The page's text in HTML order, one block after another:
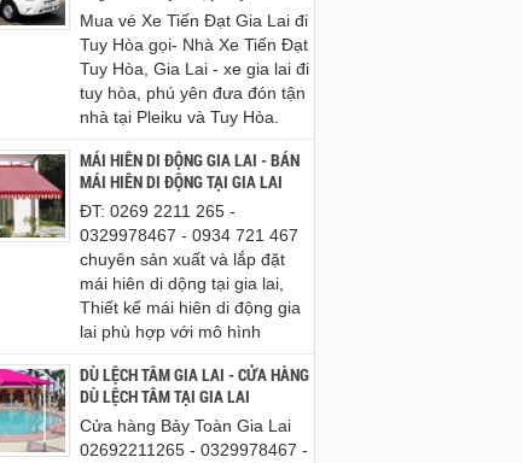
Mua vé Xe Tiến Đạt Gia Lai đi
Tuy Hòa gọi- Nhà Xe Tiến Đạt
Tuy Hòa, Gia Lai - xe gia lai đi
tuy hòa, phú yên đưa đón tận
nhà tại Pleiku và Tuy Hòa.
MÁI HIÊN DI ĐỘNG GIA LAI - BÁN
MÁI HIÊN DI ĐỘNG TẠI GIA LAI
ĐT: 0269 2211 265 -
0329978467 - 0934 721 467
chuyên sản xuất và lắp đặt
mái hiên di dộng tại gia lai,
Thiết kế mái hiên di động gia
lai phù hợp với mô hình
DÙ LỆCH TÂM GIA LAI - CỬA HÀNG
DÙ LỆCH TÂM TẠI GIA LAI
Cửa hàng Bảy Toàn Gia Lai
02692211265 - 0329978467 -